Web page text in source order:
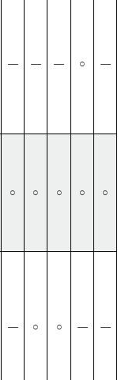
― ― ― ○ ―
○ ○ ○ ○ ○
― ○ ○ ― ―